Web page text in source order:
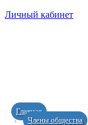
Личный кабинет
Главная
Члены общества